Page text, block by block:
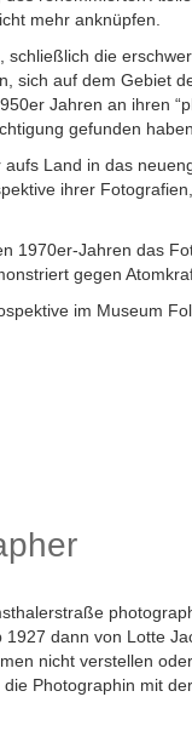
mehr anknüpfen.
die
sich auf dem Gebiet
Jahren an ihren
gefunden haben.
Land in das
ihrer
1970er-Jahren das
gegen
im Museum
dann von Lotte
nicht verstellen
Photographin mit